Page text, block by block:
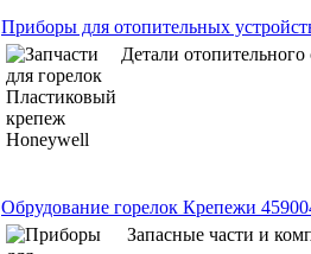
Приборы для отопительных
Детали
Обрудование горелок Крепежи
Запасные части и